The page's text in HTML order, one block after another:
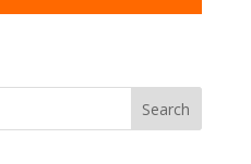
Search